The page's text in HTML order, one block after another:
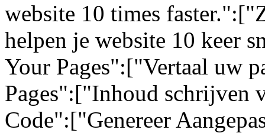
website 10 times
helpen je website 10 keer
Your Pages":["Vertaal uw
Pages":["Inhoud schrijven
Code":["Genereer